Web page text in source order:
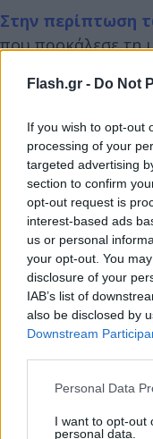
Flash.gr - Do Not
If you wish to opt-out
processing of your
targeted advertising
section to confirm
opt-out request is
interest-based ads
us or personal
your opt-out. You
disclosure of your
IAB’s list of
also be disclosed by
Downstream
Please note that this
not limited to your
Personal Data
I want to opt-out
personal data.
Στην περίπτωση
που προκάλεσε τη
κατέγραψαν οι
of the Ancient